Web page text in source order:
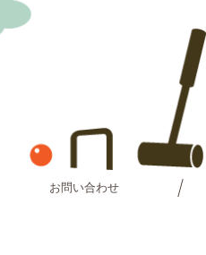
お問い合わせ